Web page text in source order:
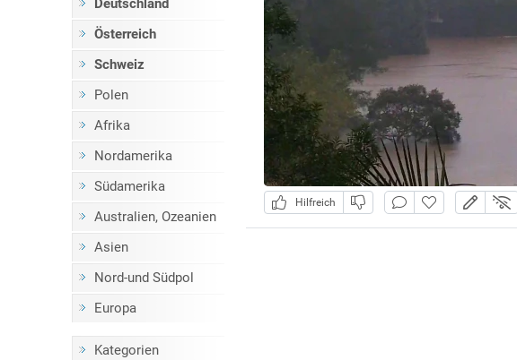
Deutschland
Österreich
Schweiz
Polen
Afrika
Nordamerika
Südamerika
Australien, Ozeanien
Asien
Nord-und Südpol
Europa
Kategorien
Hilfreich